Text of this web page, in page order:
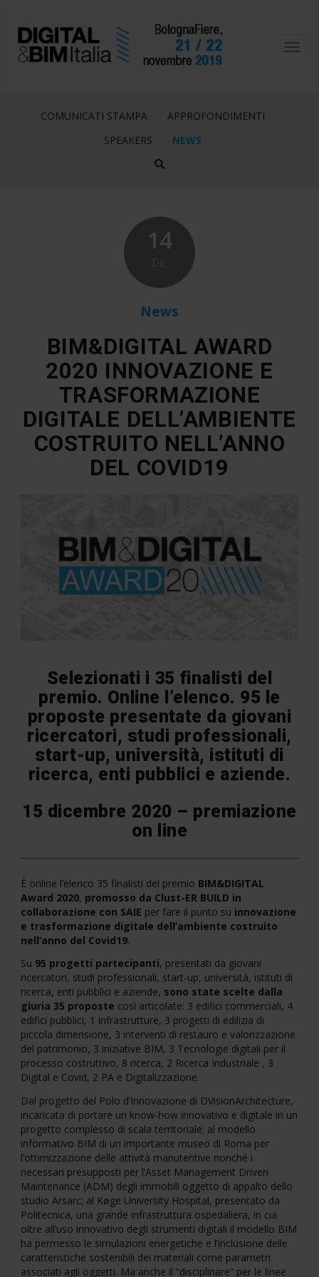
COMUNICATI STAMPA
APPROFONDIMENTI
SPEAKERS
NEWS
14
Dic
News
BIM&DIGITAL AWARD
2020 INNOVAZIONE E
TRASFORMAZIONE
DIGITALE DELL’AMBIENTE
COSTRUITO NELL’ANNO
DEL COVID19
Selezionati i 35 finalisti del
premio. Online l’elenco. 95 le
proposte presentate da giovani
ricercatori, studi professionali,
start-up, università, istituti di
ricerca, enti pubblici e aziende.
15 dicembre 2020 – premiazione
on line
È online l’elenco 35 finalisti del premio BIM&DIGITAL
Award 2020, promosso da Clust-ER BUILD in
collaborazione con SAIE per fare il punto su innovazione
e trasformazione digitale dell’ambiente costruito
nell’anno del Covid19.
Su 95 progetti partecipanti, presentati da giovani
ricercatori, studi professionali, start-up, università, istituti di
ricerca, enti pubblici e aziende, sono state scelte dalla
giuria 35 proposte così articolate: 3 edifici commerciali, 4
edifici pubblici, 1 infrastrutture, 3 progetti di edilizia di
piccola dimensione, 3 interventi di restauro e valorizzazione
del patrimonio, 3 iniziative BIM, 3 Tecnologie digitali per il
processo costruttivo, 8 ricerca, 2 Ricerca Industriale , 3
Digital e Covid, 2 PA e Digitalizzazione.
Dal progetto del Polo d’Innovazione di DVisionArchitecture,
incaricata di portare un know-how innovativo e digitale in un
progetto complesso di scala territoriale; al modello
informativo BIM di un importante museo di Roma per
l’ottimizzazione delle attività manutentive nonché i
necessari presupposti per l’Asset Management Driven
Maintenance (ADM) degli immobili oggetto di appalto dello
studio Arsarc; al Køge University Hospital, presentato da
Politecnica, una grande infrastruttura ospedaliera, in cui
oltre all’uso innovativo degli strumenti digitali il modello BIM
ha permesso le simulazioni energetiche e l’inclusione delle
caratteristiche sostenibili dei materiali come parametri
associati agli oggetti. Ma anche il “disciplinare” per le linee